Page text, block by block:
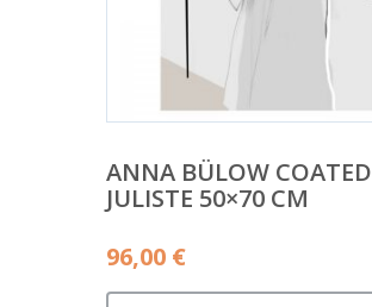
ANNA BÜLOW COATED
JULISTE 50×70 CM
96,00 €